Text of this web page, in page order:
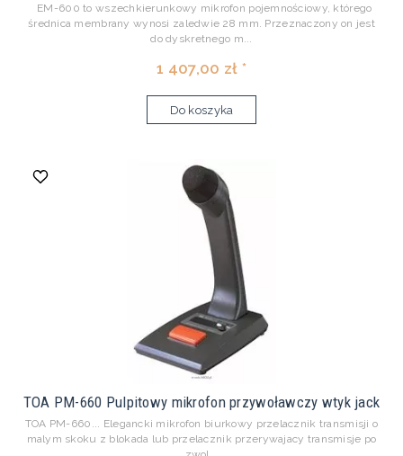
EM-600 to wszechkierunkowy mikrofon pojemnościowy, którego
średnica membrany wynosi zaledwie 28 mm. Przeznaczony on jest
do dyskretnego m...
1 407,00 zł *
Do koszyka
TOA PM-660 Pulpitowy mikrofon przywoławczy wtyk jack
TOA PM-660... Elegancki mikrofon biurkowy przelacznik transmisji o
malym skoku z blokada lub przelacznik przerywajacy transmisje po